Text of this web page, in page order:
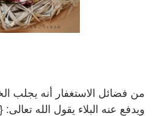
من فضائل الاستغفار أنه يجلب
ويدفع عنه البلاء يقول الله